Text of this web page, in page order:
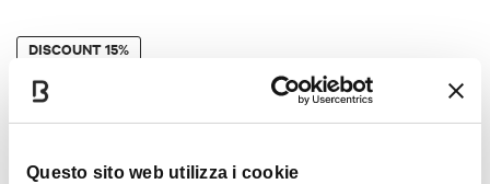
Questo sito web utilizza i cookie
DISCOUNT15%
CLOTHES & FASHION FASHION ACCESSORIES